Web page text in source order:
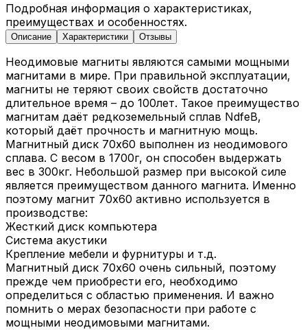
Подробная информация о характеристиках,
преимуществах и особенностях.
Описание Характеристики Отзывы
Неодимовые магниты являются самыми мощными
магнитами в мире. При правильной эксплуатации,
магниты не теряют своих свойств достаточно
длительное время – до 100лет. Такое преимущество
магнитам даёт редкоземельный сплав NdfeB,
который даёт прочность и магнитную мощь.
Магнитный диск 70х60 выполнен из неодимового
сплава. С весом в 1700г, он способен выдержать
вес в 300кг. Небольшой размер при высокой силе
является преимуществом данного магнита. Именно
поэтому магнит 70х60 активно используется в
производстве:
Жесткий диск компьютера
Система акустики
Крепление мебели и фурнитуры и т.д.
Магнитный диск 70х60 очень сильный, поэтому
прежде чем приобрести его, необходимо
определиться с областью применения. И важно
помнить о мерах безопасности при работе с
мощными неодимовыми магнитами.